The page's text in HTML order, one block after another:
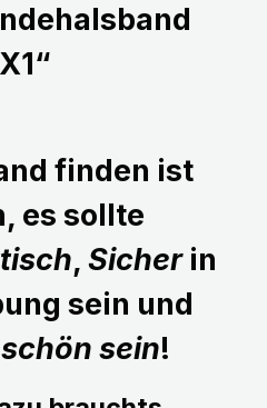
finden ist
es sollte
, Sicherin
sein und
schön sein!